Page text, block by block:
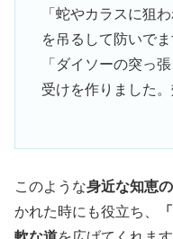
「蛇やカラスに狙
を吊るして防いでま
「ダイソーの突っ
受けを作りました
このような身近な知恵
かれた時にも役立ち、